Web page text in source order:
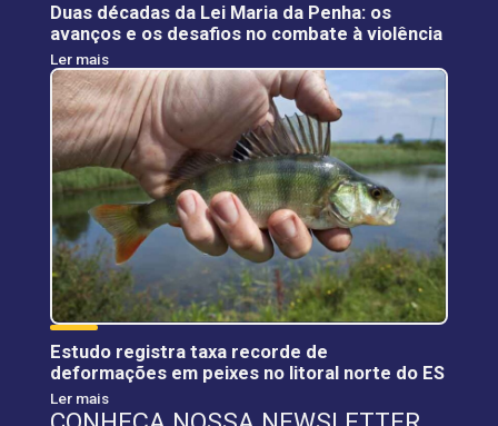
Duas décadas da Lei Maria da Penha: os
avanços e os desafios no combate à violência
Ler mais
Estudo registra taxa recorde de
deformações em peixes no litoral norte do ES
Ler mais